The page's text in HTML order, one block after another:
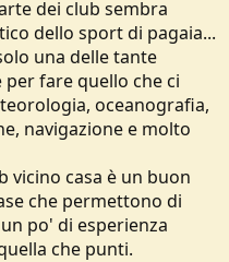
dei club sembra
dello sport di pagaia...
una delle tante
per fare quello che ci
oceanografia,
navigazione e molto
vicino casa è un buon
che permettono di
po' di esperienza
che punti.